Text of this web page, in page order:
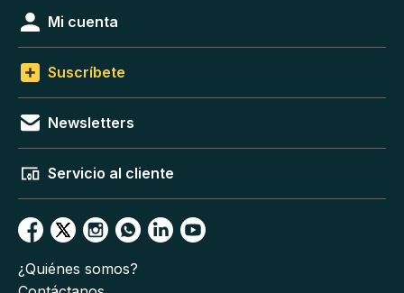
Mi cuenta
Suscríbete
Newsletters
Servicio al cliente
¿Quiénes somos?